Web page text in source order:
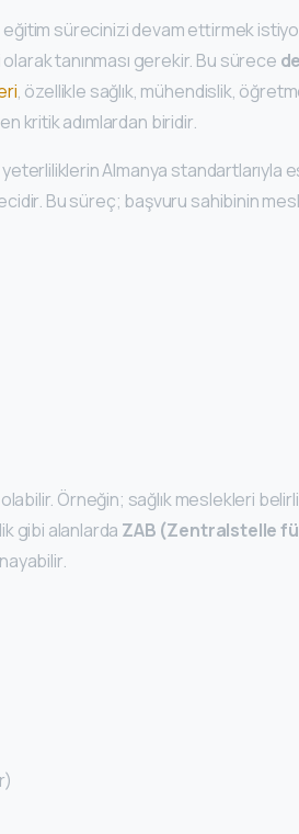
sürecinizi devam ettirmek
tanınması gerekir. Bu sürece
, özellikle sağlık, mühendislik,
kritik adımlardan biridir.
yeterliliklerin Almanya standartlarıyla
Bu süreç; başvuru sahibinin
Örneğin; sağlık meslekleri
gibi alanlarda ZAB (Zentralstelle